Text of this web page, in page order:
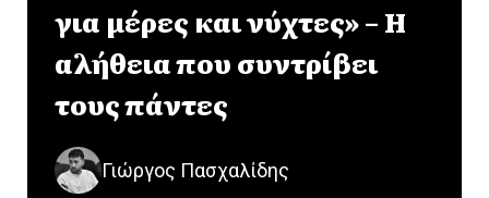
για μέρες και νύχτες» – Η
αλήθεια που συντρίβει
τους πάντες
Γιώργος Πασχαλίδης